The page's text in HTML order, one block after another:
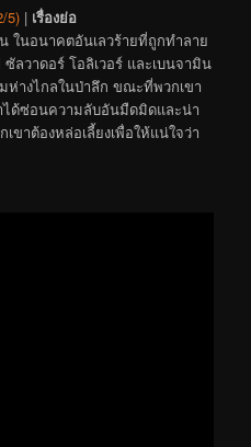
5) | เรื่องย่อ
ในอนาคตอันเลวร้ายที่ถูกทำลาย
ลวาดอร์ โอลิเวอร์ และเบนจามิน
ห่างไกลในป่าลึก ขณะที่พวกเขา
ได้ซ่อนความลับอันมืดมิดและน่า
ขาต้องหล่อเลี้ยงเพื่อให้แน่ใจว่า